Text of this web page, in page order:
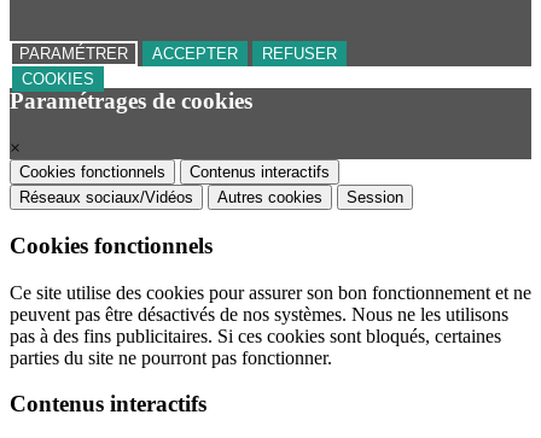
PARAMÉTRER ACCEPTER
REFUSER
COOKIES
Paramétrages de cookies
×
Cookies fonctionnels
Contenus interactifs
Réseaux sociaux/Vidéos
Autres cookies Session
Cookies fonctionnels
Ce site utilise des cookies pour assurer son bon fonctionnement et ne
peuvent pas être désactivés de nos systèmes. Nous ne les utilisons
pas à des fins publicitaires. Si ces cookies sont bloqués, certaines
parties du site ne pourront pas fonctionner.
Contenus interactifs